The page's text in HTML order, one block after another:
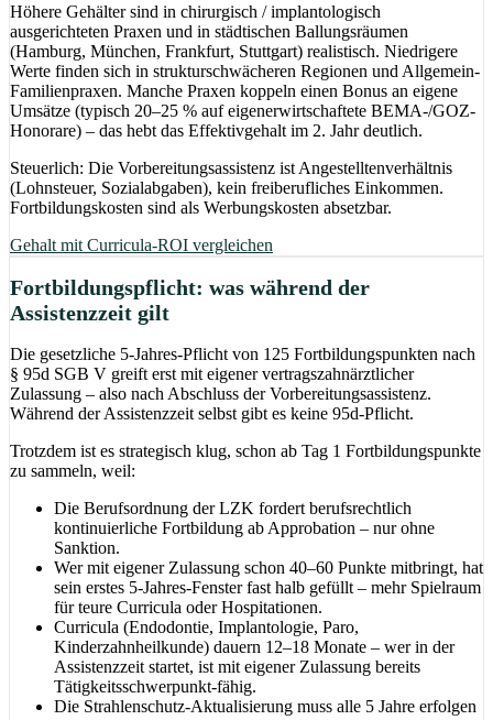
Höhere Gehälter sind in chirurgisch / implantologisch
ausgerichteten Praxen und in städtischen Ballungsräumen
(Hamburg, München, Frankfurt, Stuttgart) realistisch. Niedrigere
Werte finden sich in strukturschwächeren Regionen und Allgemein-
Familienpraxen. Manche Praxen koppeln einen Bonus an eigene
Umsätze (typisch 20–25 % auf eigenerwirtschaftete BEMA-/GOZ-
Honorare) – das hebt das Effektivgehalt im 2. Jahr deutlich.
Steuerlich: Die Vorbereitungsassistenz ist Angestelltenverhältnis
(Lohnsteuer, Sozialabgaben), kein freiberufliches Einkommen.
Fortbildungskosten sind als Werbungskosten absetzbar.
Gehalt mit Curricula-ROI vergleichen
Fortbildungspflicht: was während der
Assistenzzeit gilt
Die gesetzliche 5-Jahres-Pflicht von 125 Fortbildungspunkten nach
§ 95d SGB V greift erst mit eigener vertragszahnärztlicher
Zulassung – also nach Abschluss der Vorbereitungsassistenz.
Während der Assistenzzeit selbst gibt es keine 95d-Pflicht.
Trotzdem ist es strategisch klug, schon ab Tag 1 Fortbildungspunkte
zu sammeln, weil:
Die Berufsordnung der LZK fordert berufsrechtlich
kontinuierliche Fortbildung ab Approbation – nur ohne
Sanktion.
Wer mit eigener Zulassung schon 40–60 Punkte mitbringt, hat
sein erstes 5-Jahres-Fenster fast halb gefüllt – mehr Spielraum
für teure Curricula oder Hospitationen.
Curricula (Endodontie, Implantologie, Paro,
Kinderzahnheilkunde) dauern 12–18 Monate – wer in der
Assistenzzeit startet, ist mit eigener Zulassung bereits
Tätigkeitsschwerpunkt-fähig.
Die Strahlenschutz-Aktualisierung muss alle 5 Jahre erfolgen